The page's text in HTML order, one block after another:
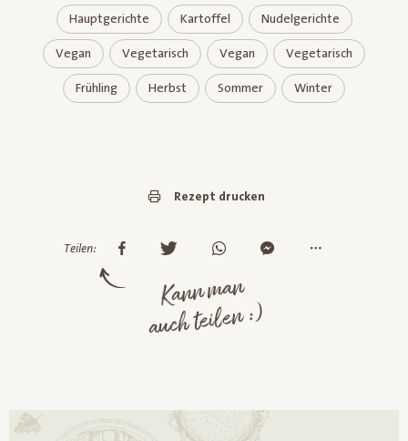
Hauptgerichte Kartoffel Nudelgerichte
Vegan Vegetarisch Vegan Vegetarisch
Frühling Herbst Sommer Winter
Rezept drucken
Teilen:
Kann man
auch teilen :)